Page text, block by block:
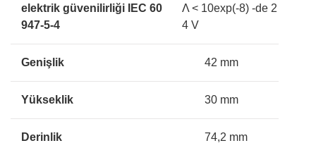
elektrik güvenilirliği IEC 60
947-5-4
Λ < 10exp(-8) -de 2
4 V
Genişlik 42 mm
Yükseklik 30 mm
Derinlik 74,2 mm